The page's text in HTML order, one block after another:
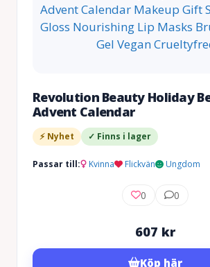
Revolution Beauty Holiday
Advent Calendar
⚡ Nyhet ✓ Finns i lager
Passar till: Kvinna Flickvän Ungdom
0 0
607 kr
Köp här